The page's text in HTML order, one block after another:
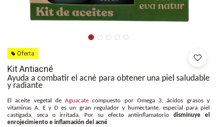
Oferta
Kit Antiacné
Ayuda a combatir el acné para obtener una piel saludable
y radiante
El aceite vegetal deAguacate compuesto por Omega 3, ácidos grasos y
vitaminas A, E y D es un gran regulador y humectante, especial para piel
castigada, seca o irritada. Por su efecto antiinflamatoriodisminuye el
enrojecimiento e inflamación del acné